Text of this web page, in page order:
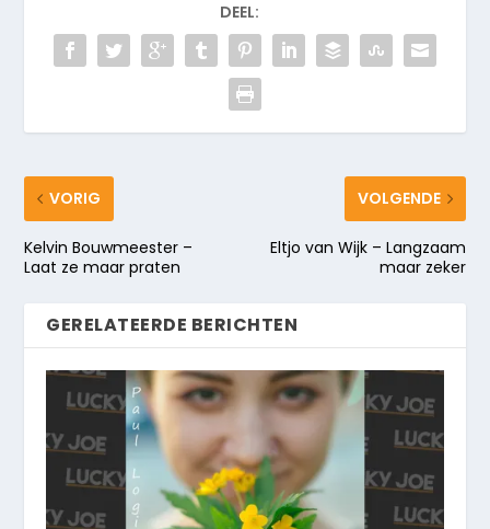
DEEL:
VORIG
Kelvin Bouwmeester –
Laat ze maar praten
VOLGENDE
Eltjo van Wijk – Langzaam
maar zeker
GERELATEERDE BERICHTEN